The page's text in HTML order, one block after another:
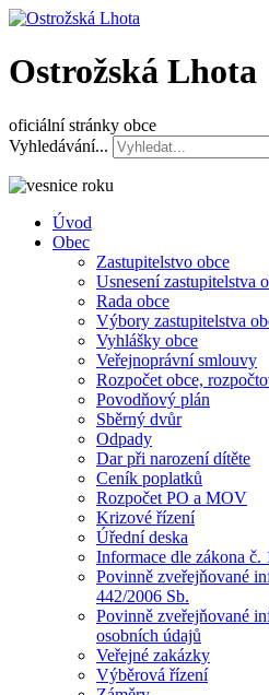
Ostrožská Lhota
oficiální stránky obce
Vyhledávání...
Úvod
Obec
Zastupitelstvo obce
Usnesení zastupitelstva
Rada obce
Výbory zastupitelstva
Vyhlášky obce
Veřejnoprávní smlouvy
Rozpočet obce,
Povodňový plán
Sběrný dvůr
Odpady
Dar při narození dítěte
Ceník poplatků
Rozpočet PO a MOV
Krizové řízení
Úřední deska
Informace dle zákona č.
Povinně zveřejňované
442/2006 Sb.
Povinně zveřejňované
osobních údajů
Veřejné zakázky
Výběrová řízení